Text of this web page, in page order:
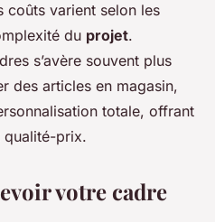
coûts varient selon les
du projet.
s’avère souvent plus
des articles en magasin,
totale, offrant
qualité-prix.
votre cadre